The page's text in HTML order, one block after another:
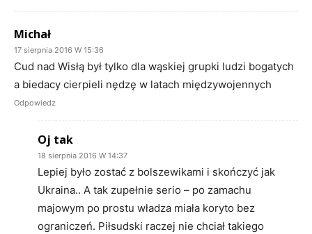
Michał
17 sierpnia 2016 W 15:36
Cud nad Wisłą był tylko dla wąskiej grupki ludzi bogatych
a biedacy cierpieli nędzę w latach międzywojennych
Odpowiedz
Oj tak
18 sierpnia 2016 W 14:37
Lepiej było zostać z bolszewikami i skończyć jak
Ukraina.. A tak zupełnie serio – po zamachu
majowym po prostu władza miała koryto bez
ograniczeń. Piłsudski raczej nie chciał takiego